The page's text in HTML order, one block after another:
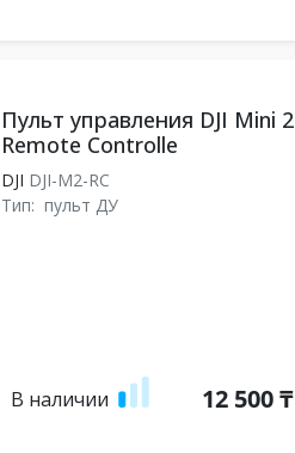
Пульт управления DJI Mini 2
Remote Controlle
DJI DJI-M2-RC
Тип: пульт ДУ
В наличии 12 500 ₸